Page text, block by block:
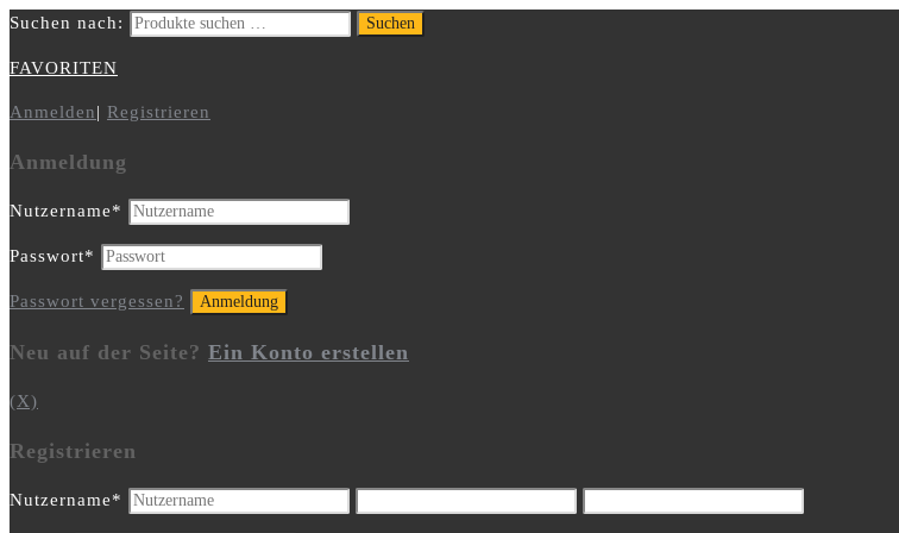
Suchen nach: Suchen
FAVORITEN
Anmelden| Registrieren
Anmeldung
Nutzername*
Passwort*
Passwort vergessen?
Neu auf der Seite? Ein Konto erstellen
(X)
Registrieren
Nutzername*